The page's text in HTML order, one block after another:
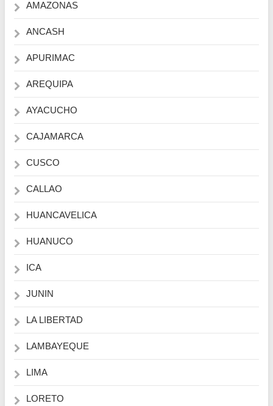
AMAZONAS
ANCASH
APURIMAC
AREQUIPA
AYACUCHO
CAJAMARCA
CUSCO
CALLAO
HUANCAVELICA
HUANUCO
ICA
JUNIN
LA LIBERTAD
LAMBAYEQUE
LIMA
LORETO